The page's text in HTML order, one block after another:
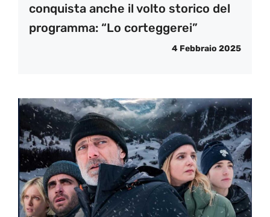
conquista anche il volto storico del
programma: “Lo corteggerei”
4 Febbraio 2025